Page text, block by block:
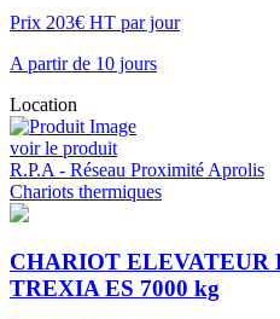
Prix 203€ HT par jour
A partir de 10 jours
Location
voir le produit
R.P.A - Réseau Proximité Aprolis
Chariots thermiques
CHARIOT ELEVATEUR
TREXIA ES 7000 kg